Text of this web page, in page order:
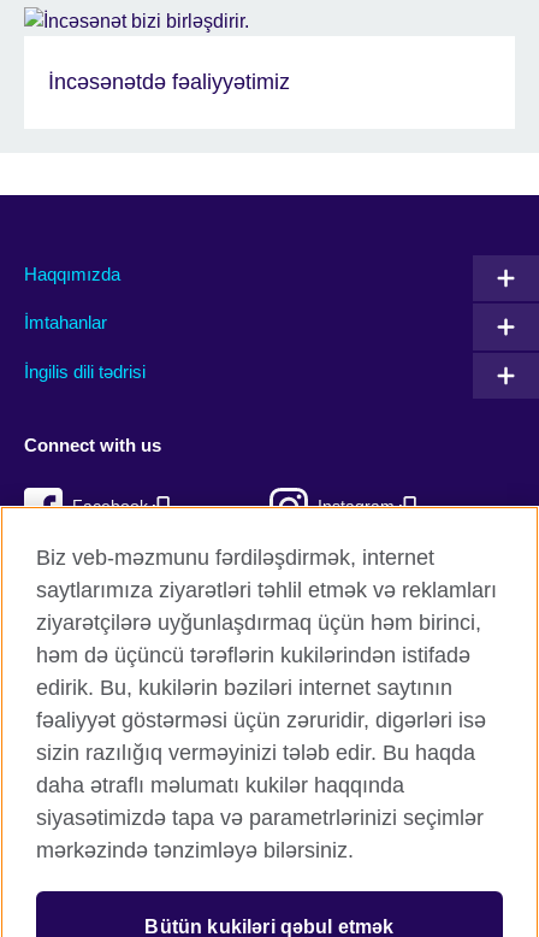
İncəsənətdə fəaliyyətimiz
Haqqımızda
İmtahanlar
İngilis dili tədrisi
Connect with us
Facebook Instagram
Twitter TikTok
British Council qlobal
Məxfilik və şərtlər
Sitemap
© 2026 British Council
Birləşmiş Krallığın mədəni əlaqələr və təhsil imkanları üzrə
Biz veb-məzmunu fərdiləşdirmək, internet
saytlarımıza ziyarətləri təhlil etmək və reklamları
ziyarətçilərə uyğunlaşdırmaq üçün həm birinci,
həm də üçüncü tərəflərin kukilərindən istifadə
edirik. Bu, kukilərin bəziləri internet saytının
fəaliyyət göstərməsi üçün zəruridir, digərləri isə
sizin razılığıq verməyinizi tələb edir. Bu haqda
daha ətraflı məlumatı kukilər haqqında
siyasətimizdə tapa və parametrlərinizi seçimlər
mərkəzində tənzimləyə bilərsiniz.
Bütün kukiləri qəbul etmək